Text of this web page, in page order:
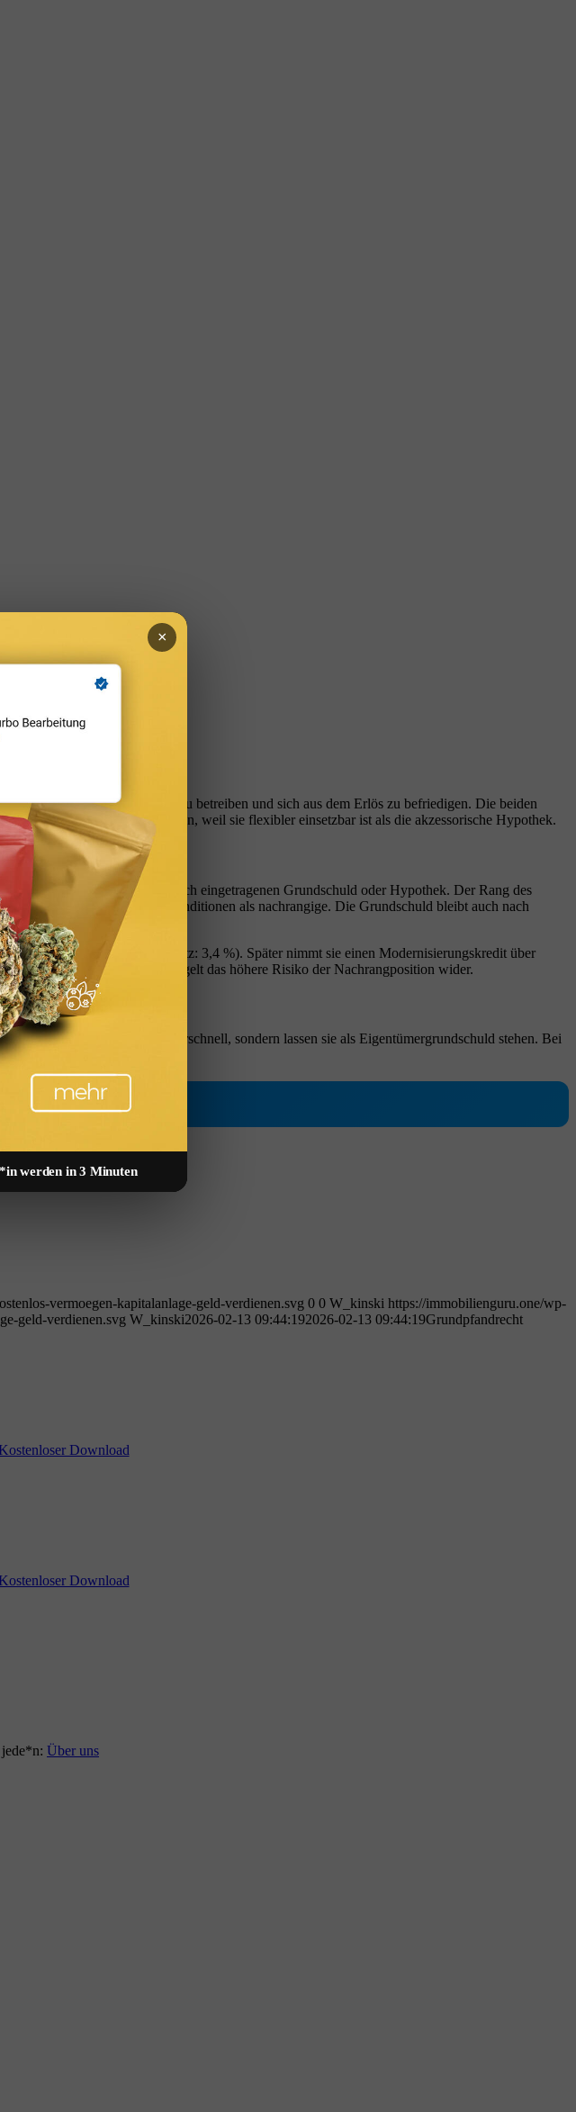
die Zwangsversteigerung zu betreiben und sich aus dem Erlös zu befriedigen. Die beiden
Prozent aller Neubestellungen, weil sie flexibler einsetzbar ist als die akzessorische Hypothek.
Sicherheit einer im Grundbuch eingetragenen Grundschuld oder Hypothek. Der Rang des
erhalten bessere Zinskonditionen als nachrangige. Die Grundschuld bleibt auch nach
über 250.000 Euro (Zinssatz: 3,4 %). Später nimmt sie einen Modernisierungskredit über
von 1,7 Prozent spiegelt das höhere Risiko der Nachrangposition wider.
die Grundschuld nicht vorschnell, sondern lassen sie als Eigentümergrundschuld stehen. Bei
Neubestellung.
vermoegen-kapitalanlage-geld-verdienen.svg 0 0 W_kinski https://immobilienguru.one/wp-
geld-verdienen.svg W_kinski2026-02-13 09:44:192026-02-13 09:44:19Grundpfandrecht
Über uns
werden in 3 Minuten
×